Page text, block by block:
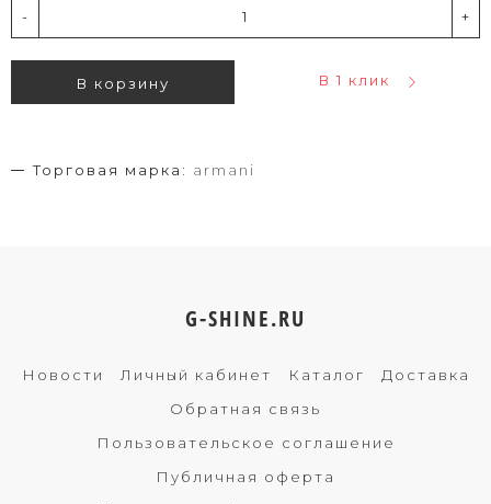
- +
В корзину В 1 клик
Торговая марка: armani
G-SHINE.RU
Новости Личный кабинет Каталог
Доставка
Обратная связь
Пользовательское соглашение
Публичная оферта